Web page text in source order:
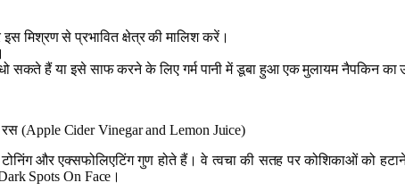
इस मिश्रण से प्रभावित क्षेत्र की मालिश करें।
सकते हैं या इसे साफ करने के लिए गर्म पानी में डूबा हुआ एक मुलायम नैपकिन
(Apple Cider Vinegar and Lemon Juice)
टोनिंग और एक्सफोलिएटिंग गुण होते हैं। वे त्वचा की सतह पर कोशिकाओं
Spots On Face।